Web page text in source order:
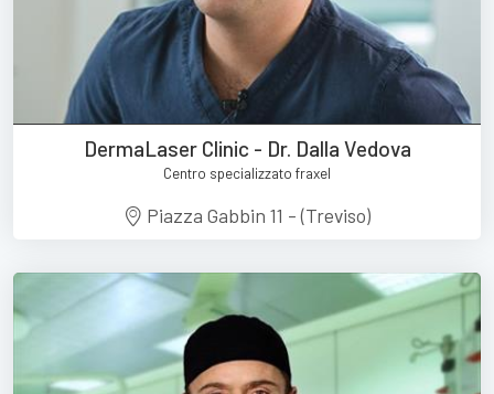
DermaLaser Clinic - Dr. Dalla Vedova
Centro specializzato fraxel
Piazza Gabbin 11 - (Treviso)